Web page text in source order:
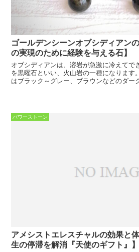
ゴールデンシーンオブシディアン
の実現のために経験を与える石】
オブシディアンは、溶岩が急激に冷えてで
を黒曜石といい、火山岩の一種になります
はブラック～グレー、ブラウンなどのダー
パワーストーン
アメシストエレスチャルの効果と
生の停滞を解消『天使のギフト』】